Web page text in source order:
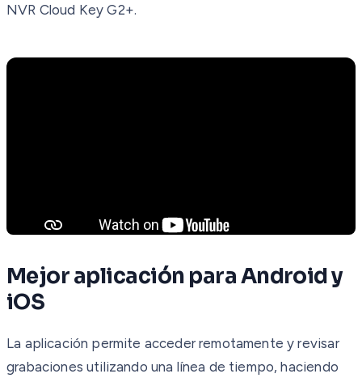
NVR Cloud Key G2+.
Mejor aplicación para Android y
iOS
La aplicación permite acceder remotamente y revisar
grabaciones utilizando una línea de tiempo, haciendo